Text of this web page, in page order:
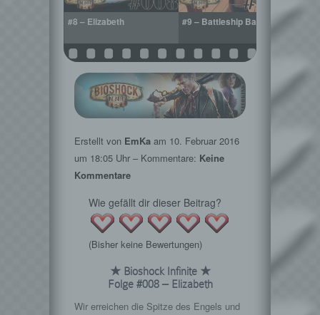
#8 – Elizabeth #9 – Battleship Bay
Erstellt von EmKa am 10. Februar 2016
um 18:05 Uhr – Kommentare: Keine
Kommentare
Wie gefällt dir dieser Beitrag?
(Bisher keine Bewertungen)
★ Bioshock Infinite ★
Folge #008 – Elizabeth
Wir erreichen die Spitze des Engels und